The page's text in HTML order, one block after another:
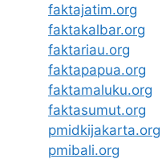
faktajatim.org
faktakalbar.org
faktariau.org
faktapapua.org
faktamaluku.org
faktasumut.org
pmidkijakarta.org
pmibali.org